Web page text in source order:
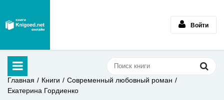
Войти
Главная Книги
Современный любовный роман
Екатерина Гордиенко